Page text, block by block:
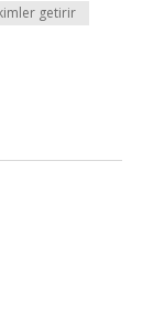
getirir